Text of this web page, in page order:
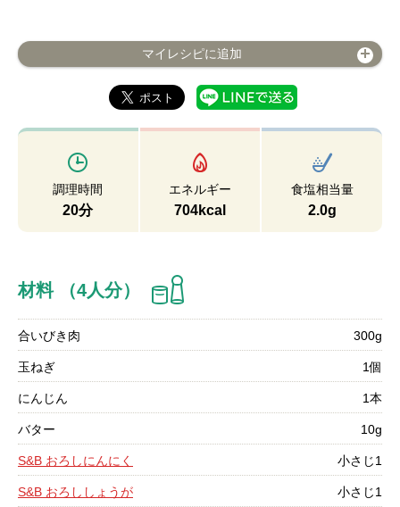
マイレシピに追加
調理時間
20分
エネルギー
704kcal
食塩相当量
2.0g
材料 （4人分）
合いびき肉 300g
玉ねぎ 1個
にんじん 1本
バター 10g
S&B おろしにんにく 小さじ1
S&B おろししょうが 小さじ1